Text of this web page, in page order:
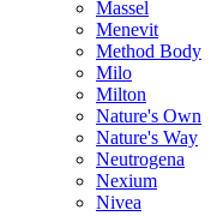
Massel
Menevit
Method Body
Milo
Milton
Nature's Own
Nature's Way
Neutrogena
Nexium
Nivea